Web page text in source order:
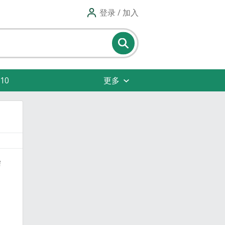
登录 / 加入
更多